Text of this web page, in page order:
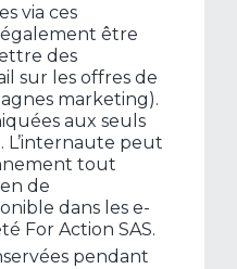
via ces
être
des
sur les offres de
marketing).
aux seuls
L’internaute peut
tout
de
dans les e-
For Action SAS.
pendant